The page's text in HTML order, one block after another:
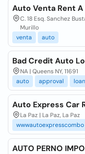
Auto Venta Rent A
C. 18 Esq. Sanchez
Murillo
venta
auto
Bad Credit Auto
NA | Queens NY, 11691
auto
approval
Auto Express Car
La Paz | La Paz, La Paz
wwwautoexpresscombo
AUTO PERNO